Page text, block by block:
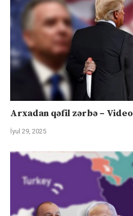
Arxadan qəfil zərbə – Video
İyul 29, 2025